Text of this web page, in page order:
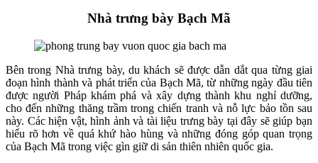
Nhà trưng bày Bạch Mã
Bên trong Nhà trưng bày, du khách sẽ được dẫn dắt qua từng giai
đoạn hình thành và phát triển của Bạch Mã, từ những ngày đầu tiên
được người Pháp khám phá và xây dựng thành khu nghỉ dưỡng,
cho đến những thăng trầm trong chiến tranh và nỗ lực bảo tồn sau
này. Các hiện vật, hình ảnh và tài liệu trưng bày tại đây sẽ giúp bạn
hiểu rõ hơn về quá khứ hào hùng và những đóng góp quan trọng
của Bạch Mã trong việc gìn giữ di sản thiên nhiên quốc gia.